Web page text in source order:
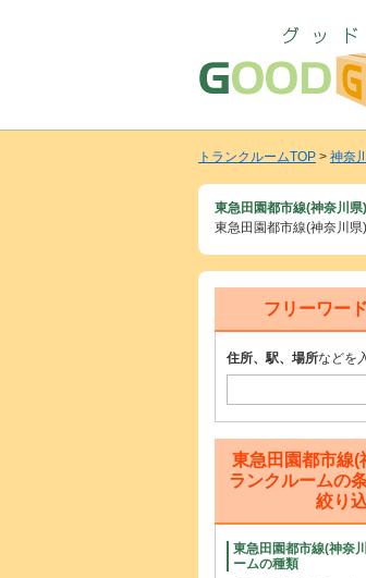
トランクルームTOP > 神奈
東急田園都市線(神奈川
東急田園都市線(神奈川
フリーワー
住所、駅、場所などを
東急田園都市線(
ランクルームの
絞り
東急田園都市線(神奈
ームの種類